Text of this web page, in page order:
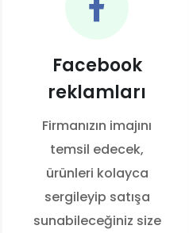
Facebook
reklamları
Firmanızın imajını
temsil edecek,
ürünleri kolayca
sergileyip satışa
sunabileceğiniz size